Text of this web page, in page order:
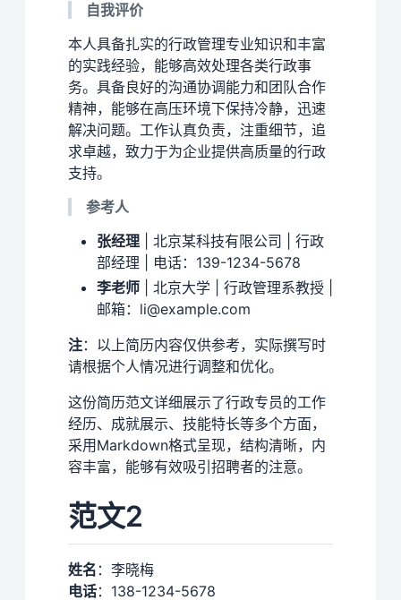
自我评价
本人具备扎实的行政管理专业知识和丰富
的实践经验，能够高效处理各类行政事
务。具备良好的沟通协调能力和团队合作
精神，能够在高压环境下保持冷静，迅速
解决问题。工作认真负责，注重细节，追
求卓越，致力于为企业提供高质量的行政
支持。
参考人
张经理 | 北京某科技有限公司 | 行政
部经理 | 电话：139-1234-5678
李老师 | 北京大学 | 行政管理系教授 |
邮箱：li@example.com
注：以上简历内容仅供参考，实际撰写时
请根据个人情况进行调整和优化。
这份简历范文详细展示了行政专员的工作
经历、成就展示、技能特长等多个方面，
采用Markdown格式呈现，结构清晰，内
容丰富，能够有效吸引招聘者的注意。
范文2
姓名 ：李晓梅
电话：138-1234-5678